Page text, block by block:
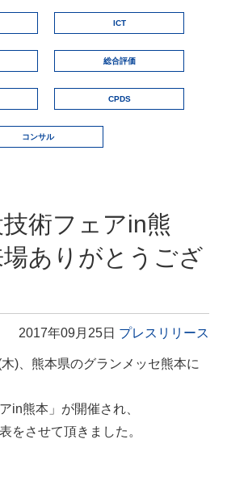
ICT
総合評価
CPDS
コンサル
技術フェアin熊
ありがとうござ
2017年09月25日 プレスリリース
)、熊本県のグランメッセ熊本に
in熊本」が開催され、
をさせて頂きました。